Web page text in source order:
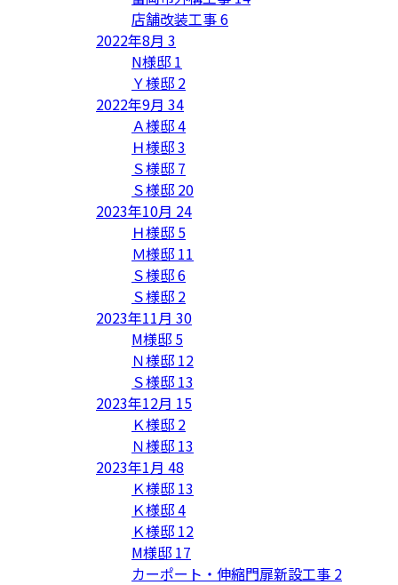
店舗改装工事6
2022年8月 3
N様邸 1
Ｙ様邸 2
2022年9月 34
Ａ様邸4
Ｈ様邸3
Ｓ様邸 7
Ｓ様邸 20
2023年10月 24
Ｈ様邸 5
Ｍ様邸 11
Ｓ様邸6
Ｓ様邸 2
2023年11月 30
M様邸 5
Ｎ様邸 12
Ｓ様邸 13
2023年12月 15
Ｋ様邸 2
Ｎ様邸 13
2023年1月 48
Ｋ様邸 13
Ｋ様邸4
Ｋ様邸 12
M様邸 17
カーポート・伸縮門扉新設工事 2